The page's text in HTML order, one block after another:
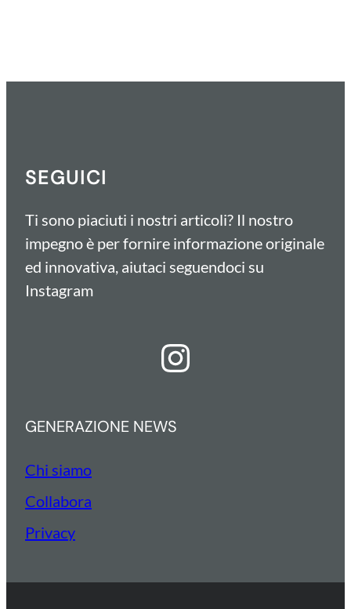
SEGUICI
Ti sono piaciuti i nostri articoli? Il nostro
impegno è per fornire informazione originale
ed innovativa, aiutaci seguendoci su
Instagram
Instagram
GENERAZIONE NEWS
Chi siamo
Collabora
Privacy